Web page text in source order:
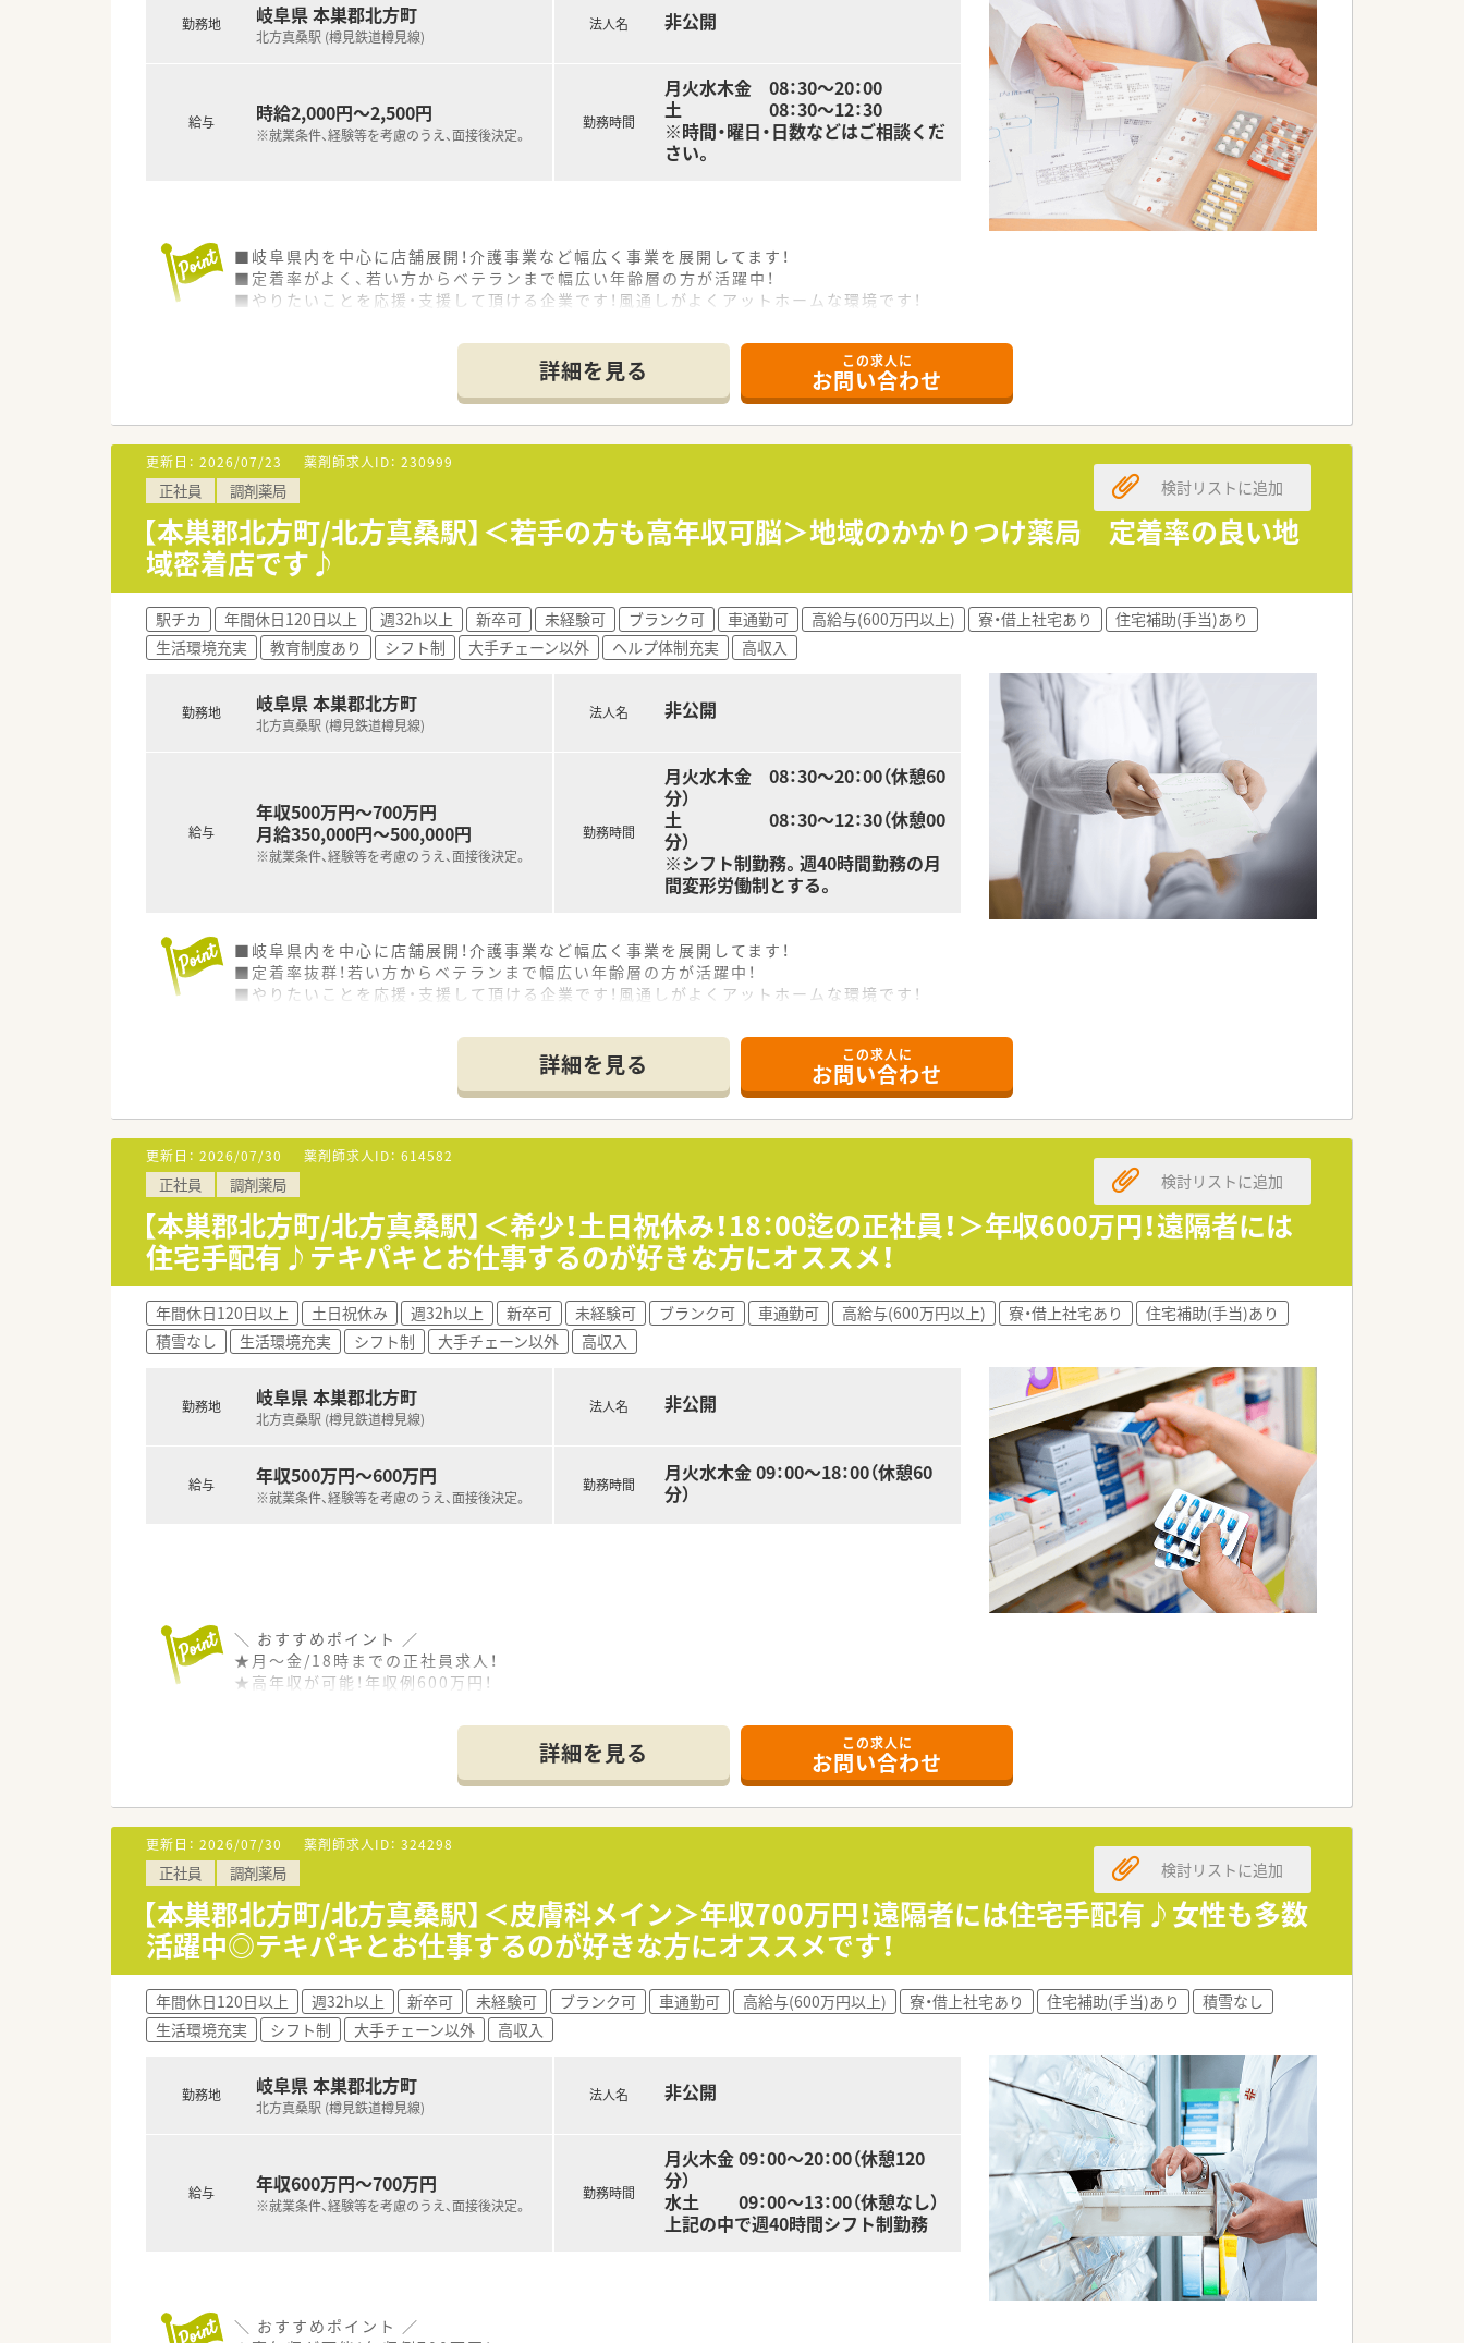
勤務地 岐阜県 本巣郡北方町
北方真桑駅 (樽見鉄道樽見線)
給与 時給2,000円～2,500円
※就業条件、経験等を考慮のうえ、面接後決定。
法人名 非公開
勤務時間
月火水木金 08：30～20：00
土 08：30～12：30
※時間・曜日・日数などはご相談くだ
さい。
■岐阜県内を中心に店舗展開！介護事業など幅広く事業を展開してます！
■定着率がよく、若い方からベテランまで幅広い年齢層の方が活躍中！
■やりたいことを応援・支援して頂ける企業です！風通しがよくアットホームな環境です！
詳細を見る この求人に
お問い合わせ
更新日： 2026/07/23 薬剤師求人ID： 230999
正社員 調剤薬局
【本巣郡北方町/北方真桑駅】＜若手の方も高年収可脳＞地域のかかりつけ薬局 定着率の良い地
域密着店です♪
検討リストに追加
駅チカ 年間休日120日以上 週32h以上 新卒可 未経験可 ブランク可 車通勤可 高給与(600万円以上) 寮・借上社宅あり
住宅補助(手当)あり
生活環境充実
教育制度あり シフト制 大手チェーン以外 ヘルプ体制充実 高収入
勤務地 岐阜県 本巣郡北方町
北方真桑駅 (樽見鉄道樽見線)
給与
年収500万円～700万円
月給350,000円～500,000円
※就業条件、経験等を考慮のうえ、面接後決定。
法人名 非公開
勤務時間
月火水木金 08：30～20：00（休憩60
分）
土 08：30～12：30（休憩00
分）
※シフト制勤務。週40時間勤務の月
間変形労働制とする。
■岐阜県内を中心に店舗展開！介護事業など幅広く事業を展開してます！
■定着率抜群！若い方からベテランまで幅広い年齢層の方が活躍中！
■やりたいことを応援・支援して頂ける企業です！風通しがよくアットホームな環境です！
詳細を見る この求人に
お問い合わせ
更新日： 2026/07/30 薬剤師求人ID： 614582
正社員 調剤薬局
【本巣郡北方町/北方真桑駅】＜希少！土日祝休み！18：00迄の正社員！＞年収600万円！遠隔者には
住宅手配有♪テキパキとお仕事するのが好きな方にオススメ！
検討リストに追加
年間休日120日以上 土日祝休み 週32h以上 新卒可 未経験可 ブランク可 車通勤可 高給与(600万円以上) 寮・借上社宅あり
住宅補助(手当)あり
積雪なし
生活環境充実 シフト制 大手チェーン以外 高収入
勤務地 岐阜県 本巣郡北方町
北方真桑駅 (樽見鉄道樽見線)
給与 年収500万円～600万円
※就業条件、経験等を考慮のうえ、面接後決定。
法人名 非公開
勤務時間
月火水木金 09：00～18：00（休憩60
分）
＼ おすすめポイント ／
★月～金/18時までの正社員求人！
★高年収が可能！年収例600万円！
■18:00までの勤務で、原則残業はございません。
200枚/日以上を対応することも多く、
てきぱきと枚数をこなすのがお得意な方にもオススメです！
■遠隔者には住宅の手配もいたします。
遠方からの応募も歓迎！
■最寄りの駅は北方真桑駅 (樽見鉄道樽見線)ですが、
車通勤が便利な立地です。
＼ こんな会社です ／
■三重県・岐阜県に調剤薬局7店舗を展開中！
■代表も薬剤師で、現場目線を持ちながら店舗運営を行っています。
■店舗形態はマンツーマンがほとんど。
■今後も店舗拡大を計画中！勢いある企業です。
■勤務薬剤師・管理薬剤師だけでなく、ラウンダーとしての採用も行っております。
詳細を見る この求人に
お問い合わせ
更新日： 2026/07/30 薬剤師求人ID： 324298
正社員 調剤薬局
【本巣郡北方町/北方真桑駅】＜皮膚科メイン＞年収700万円！遠隔者には住宅手配有♪女性も多数
活躍中◎テキパキとお仕事するのが好きな方にオススメです！
検討リストに追加
年間休日120日以上 週32h以上 新卒可 未経験可 ブランク可 車通勤可 高給与(600万円以上) 寮・借上社宅あり 住宅補助(手当)あり
積雪なし
生活環境充実
シフト制 大手チェーン以外 高収入
勤務地 岐阜県 本巣郡北方町
北方真桑駅 (樽見鉄道樽見線)
給与 年収600万円～700万円
※就業条件、経験等を考慮のうえ、面接後決定。
法人名 非公開
勤務時間
月火木金 09：00～20：00（休憩120
分）
水土 09：00～13：00（休憩なし）
上記の中で週40時間シフト制勤務
＼ おすすめポイント ／